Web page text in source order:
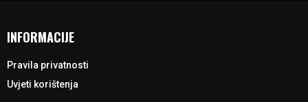
INFORMACIJE
Pravila privatnosti
Uvjeti korištenja